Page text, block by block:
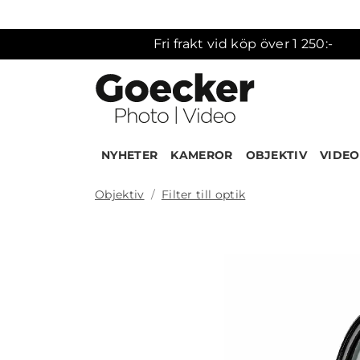
Fri frakt vid köp över 1 250:-
NYHETER KAMEROR OBJEKTIV VIDEO
Objektiv Filter till optik